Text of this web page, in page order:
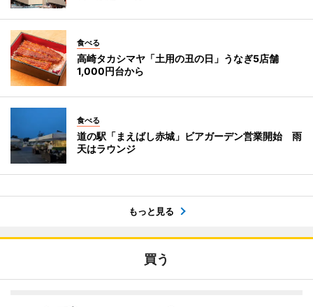
食べる
高崎タカシマヤ「土用の丑の日」うなぎ5店舗
1,000円台から
食べる
道の駅「まえばし赤城」ビアガーデン営業開始 雨
天はラウンジ
もっと見る
買う